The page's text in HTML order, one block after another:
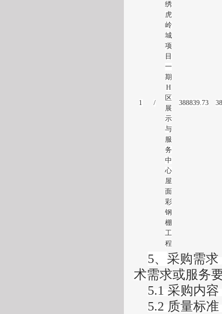
1 /
绣
虎
岭
城
项
目
一
期
H
区
展
示
与
服
务
中
心
屋
面
彩
钢
棚
工
程
388839.73
5、 采购需求
术需求或服务
5.1 采购内
5.2 质量标